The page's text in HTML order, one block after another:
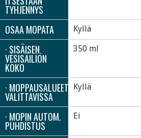
TYHJENNYS
OSAA MOPATA Kyllä
· SISÄISEN
VESISÄILIÖN
KOKO
350 ml
· MOPPAUSALUEET
VALITTAVISSA
Kyllä
· MOPIN AUTOM.
PUHDISTUS
Ei